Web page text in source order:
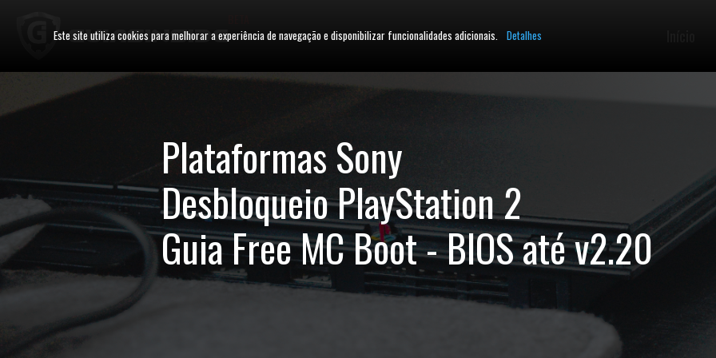
Plataformas Sony
Desbloqueio PlayStation 2
Guia Free MC Boot - BIOS até v2.20
Este site utiliza cookies para melhorar a experiência de navegação e disponibilizar funcionalidades adicionais. Detalhes